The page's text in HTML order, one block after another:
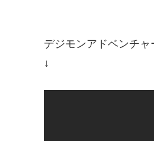
デジモンアドベンチャ
↓